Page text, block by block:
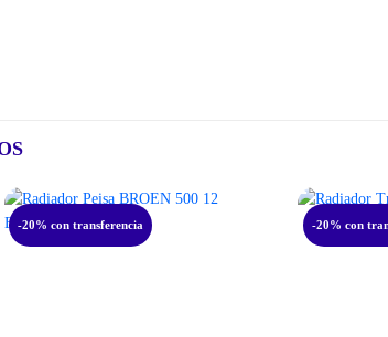
-20% con transferencia -20% con